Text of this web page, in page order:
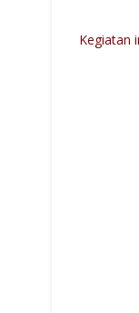
Kegiatan